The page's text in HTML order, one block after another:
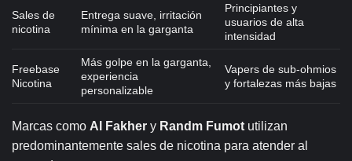
Sales de
nicotina
Entrega suave, irritación
mínima en la garganta
Principiantes y
usuarios de alta
intensidad
Freebase
Nicotina
Más golpe en la garganta,
experiencia
personalizable
Vapers de sub-ohmios
y fortalezas más bajas
Marcas como Al Fakher y Randm Fumot utilizan
predominantemente sales de nicotina para atender al